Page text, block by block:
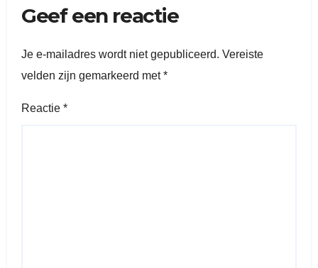
Geef een reactie
Je e-mailadres wordt niet gepubliceerd. Vereiste
velden zijn gemarkeerd met*
Reactie *